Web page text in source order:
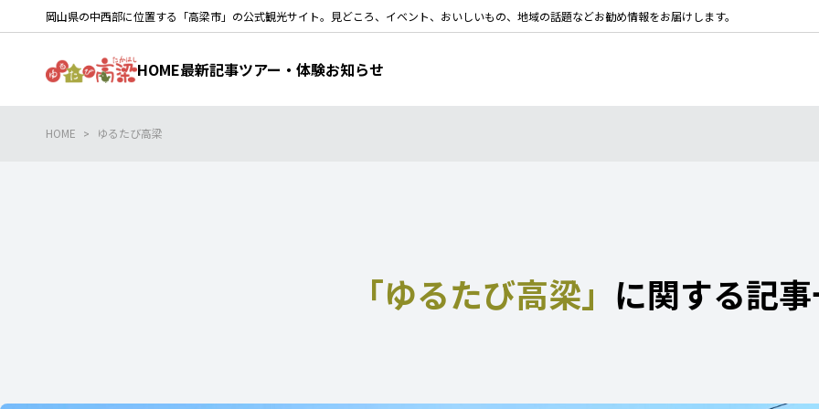
岡山県の中西部に位置する「高梁市」の公式観光サイト。見どころ、イベント、おいしいもの、地域の話題などお勧め情報をお届けします。
HOME最新記事ツアー・体験お知らせ
HOME ゆるたび高梁
「ゆるたび高梁」 に関する記